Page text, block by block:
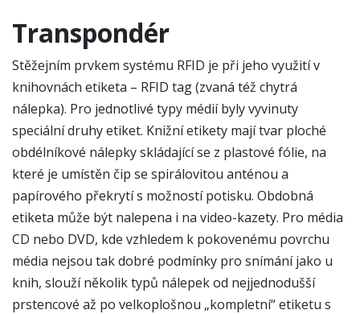
Transpondér
Stěžejním prvkem systému RFID je při jeho využití v
knihovnách etiketa – RFID tag (zvaná též chytrá
nálepka). Pro jednotlivé typy médií byly vyvinuty
speciální druhy etiket. Knižní etikety mají tvar ploché
obdélníkové nálepky skládající se z plastové fólie, na
které je umístěn čip se spirálovitou anténou a
papírového překrytí s možností potisku. Obdobná
etiketa může být nalepena i na video-kazety. Pro média
CD nebo DVD, kde vzhledem k pokovenému povrchu
média nejsou tak dobré podmínky pro snímání jako u
knih, slouží několik typů nálepek od nejjednodušší
prstencové až po velkoplošnou „kompletní“ etiketu s